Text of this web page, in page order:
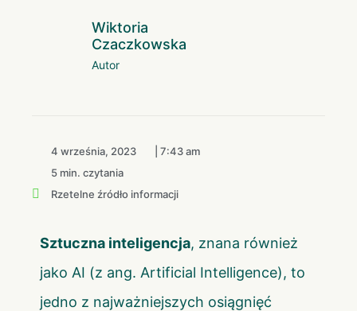
Wiktoria
Czaczkowska
Autor
4 września, 2023
7:43 am
5 min. czytania
Rzetelne źródło informacji
Sztuczna inteligencja, znana również
jako AI (z ang. Artificial Intelligence), to
jedno z najważniejszych osiągnięć